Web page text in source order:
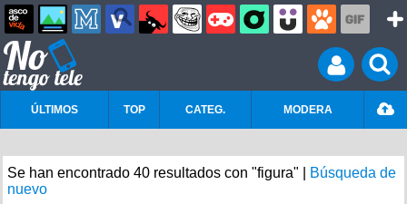
ÚLTIMOS TOP CATEG. MODERA
Se han encontrado 40 resultados con "figura" |
Búsqueda de
nuevo